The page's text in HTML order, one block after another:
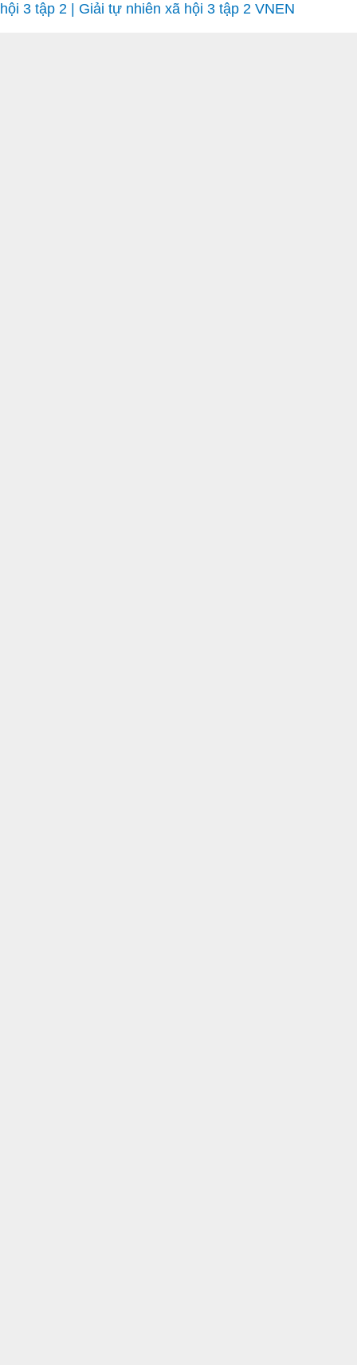
hội 3 tập 2 | Giải tự nhiên xã hội 3 tập 2 VNEN